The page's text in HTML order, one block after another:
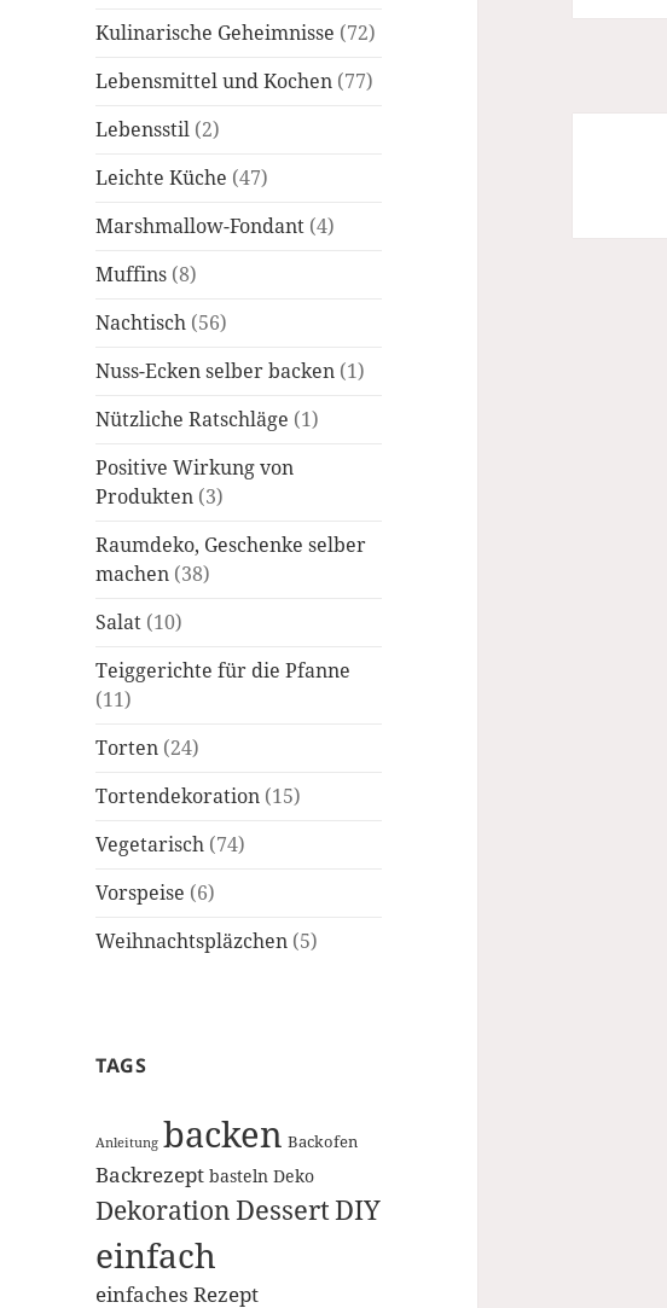
Kulinarische Geheimnisse (72)
Lebensmittel und Kochen (77)
Lebensstil (2)
Leichte Küche (47)
Marshmallow-Fondant (4)
Muffins (8)
Nachtisch (56)
Nuss-Ecken selber backen (1)
Nützliche Ratschläge (1)
Positive Wirkung von
Produkten (3)
Raumdeko, Geschenke selber
machen (38)
Salat (10)
Teiggerichte für die Pfanne
(11)
Torten (24)
Tortendekoration (15)
Vegetarisch (74)
Vorspeise (6)
Weihnachtspläzchen (5)
TAGS
Anleitung backen Backofen
Backrezept basteln Deko
DekorationDessertDIY
einfach
einfaches Rezept